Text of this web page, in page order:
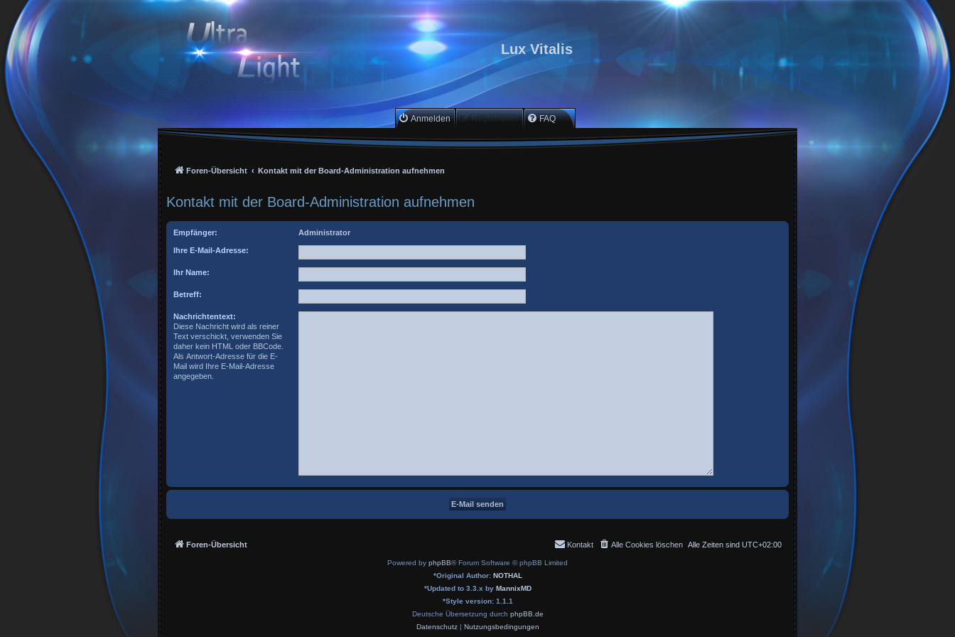
Lux Vitalis
Anmelden Registrieren FAQ
Foren-Übersicht Kontakt mit der Board-Administration aufnehmen
Kontakt mit der Board-Administration aufnehmen
Empfänger: Administrator
Ihre E-Mail-Adresse:
Ihr Name:
Betreff:
Nachrichtentext:
Diese Nachricht wird als reiner
Text verschickt, verwenden Sie
daher kein HTML oder BBCode.
Als Antwort-Adresse für die E-
Mail wird Ihre E-Mail-Adresse
angegeben.
Foren-Übersicht Alle Zeiten sind UTC+02:00
Alle Cookies löschen
Kontakt
Powered by phpBB® Forum Software © phpBB Limited
*Original Author: NOTHAL
*Updated to 3.3.x by MannixMD
*Style version: 1.1.1
Deutsche Übersetzung durch phpBB.de
Datenschutz| Nutzungsbedingungen